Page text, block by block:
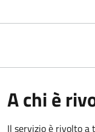
A chi è
Il servizio è rivolto a